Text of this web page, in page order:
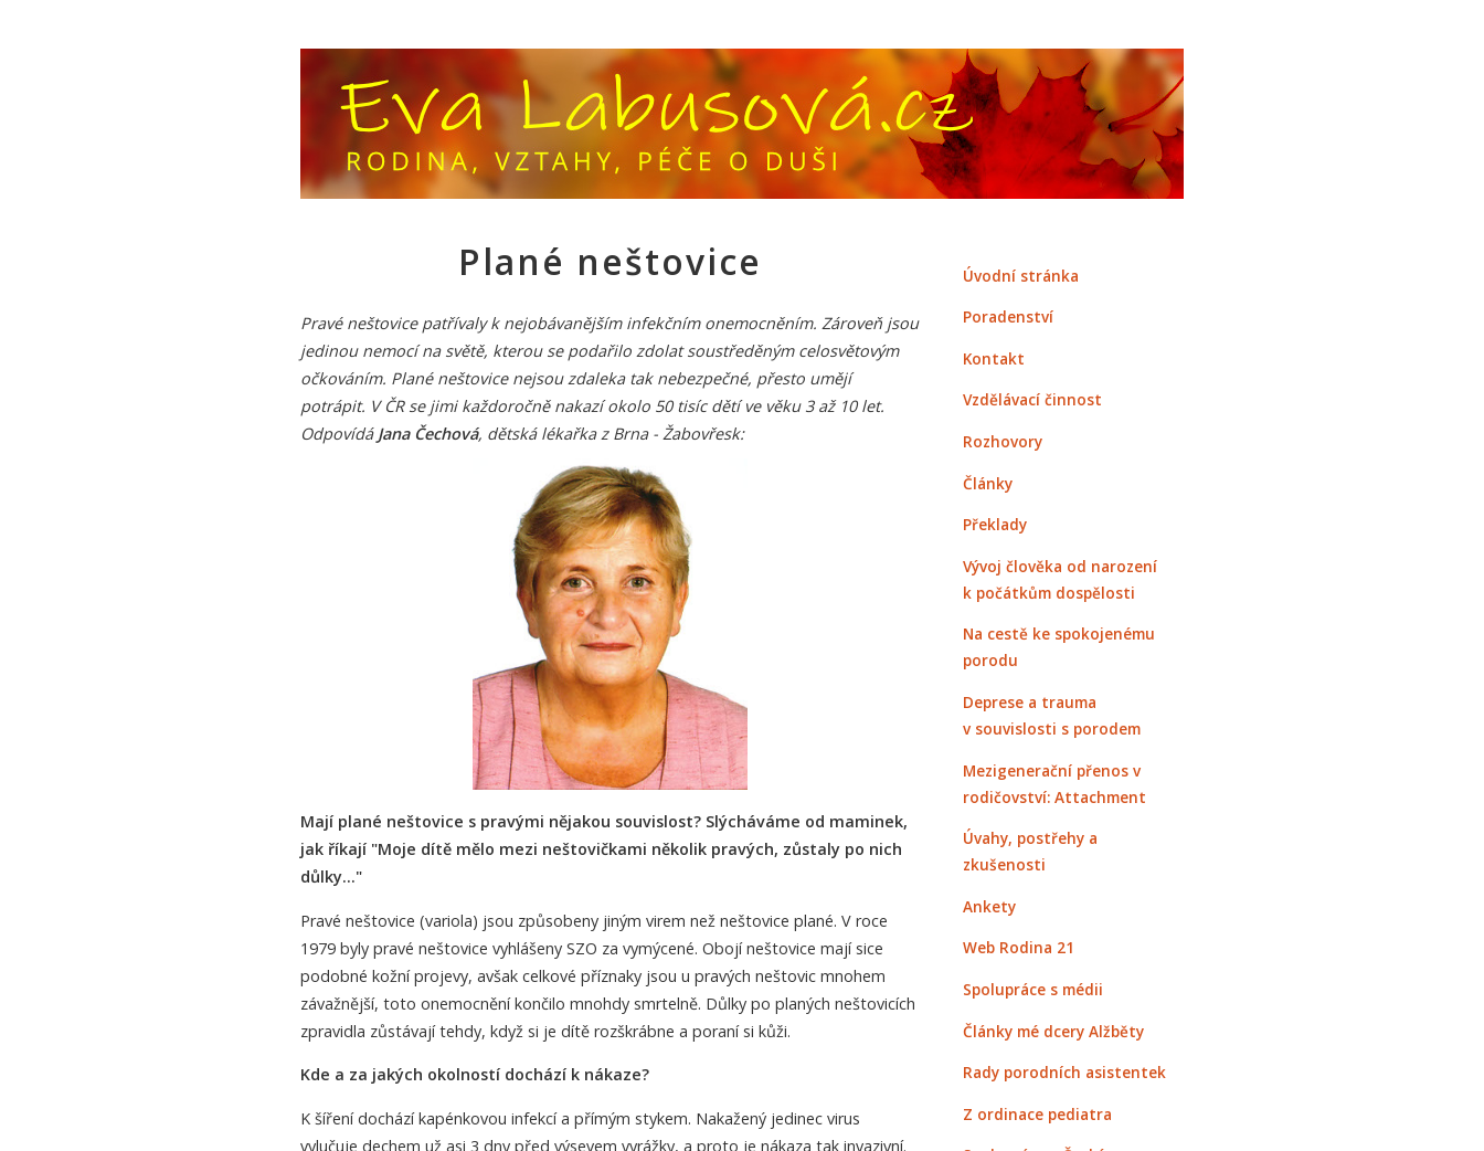
Plané neštovice
Pravé neštovice patřívaly k nejobávanějším infekčním onemocněním. Zároveň jsou
jedinou nemocí na světě, kterou se podařilo zdolat soustředěným celosvětovým
očkováním. Plané neštovice nejsou zdaleka tak nebezpečné, přesto umějí
potrápit. V ČR se jimi každoročně nakazí okolo 50 tisíc dětí ve věku 3 až 10 let.
Odpovídá Jana Čechová, dětská lékařka z Brna - Žabovřesk:
Mají plané neštovice s pravými nějakou souvislost? Slýcháváme od maminek,
jak říkají "Moje dítě mělo mezi neštovičkami několik pravých, zůstaly po nich
důlky…"
Pravé neštovice (variola) jsou způsobeny jiným virem než neštovice plané. V roce
1979 byly pravé neštovice vyhlášeny SZO za vymýcené. Obojí neštovice mají sice
podobné kožní projevy, avšak celkové příznaky jsou u pravých neštovic mnohem
závažnější, toto onemocnění končilo mnohdy smrtelně. Důlky po planých neštovicích
zpravidla zůstávají tehdy, když si je dítě rozškrábne a poraní si kůži.
Kde a za jakých okolností dochází k nákaze?
K šíření dochází kapénkovou infekcí a přímým stykem. Nakažený jedinec virus
vylučuje dechem už asi 3 dny před výsevem vyrážky, a proto je nákaza tak invazivní.
Úvodní stránka
Poradenství
Kontakt
Vzdělávací činnost
Rozhovory
Články
Překlady
Vývoj člověka od narození
k počátkům dospělosti
Na cestě ke spokojenému
porodu
Deprese a trauma
v souvislosti s porodem
Mezigenerační přenos v
rodičovství: Attachment
Úvahy, postřehy a
zkušenosti
Ankety
Web Rodina 21
Spolupráce s médii
Články mé dcery Alžběty
Rady porodních asistentek
Z ordinace pediatra